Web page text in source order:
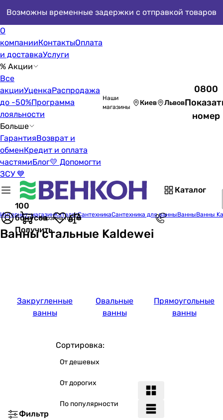
Возможны временные задержки с отправкой товаров
О
компанииКонтактыОплата
и доставкаУслуги
% Акции
Все
акцииУценкаРаспродажа
до -50%Программа
лояльности
Больше
ГарантияВозврат и
обменКредит и оплата
частямиБлог💛 Допомогти
ЗСУ 💙
Наши
магазины
Киев Львов
0800
номер
Каталог
100
бонусов
Получить
Корзина пуста
Интернет-магазинКаталогСантехникаСантехника для ванныВанныВанны
Ванны стальные Kaldewei
Закругленные
ванны
Овальные
ванны
Прямоугольные
ванны
Фильтр
Сортировка:
От дешевых
От дорогих
По популярности